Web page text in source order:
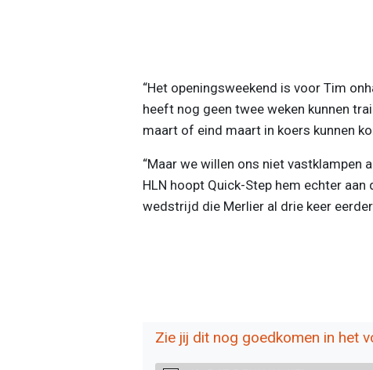
“Het openingsweekend is voor Tim
heeft nog geen twee weken kunnen
maart of eind maart in koers kunnen
“Maar we willen ons niet vastklampen
HLN hoopt Quick-Step hem echter
wedstrijd die Merlier al drie keer
Zie jij dit nog goedkomen in het